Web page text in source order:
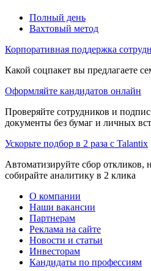
Полный день
Вахтовый метод
Корпоративная поддержка
Какой соцпакет вы предлагаете
Оформляйте кандидатов онлайн
Проверяйте сотрудников и
документы без бумаг и личных
Ускорьте подбор в 2 раза с Talantix
Автоматизируйте сбор откликов,
собирайте аналитику в 2 клика
О компании
Наши вакансии
Партнерам
Реклама на сайте
Новости и статьи
Инвесторам
Кандидаты по профессиям